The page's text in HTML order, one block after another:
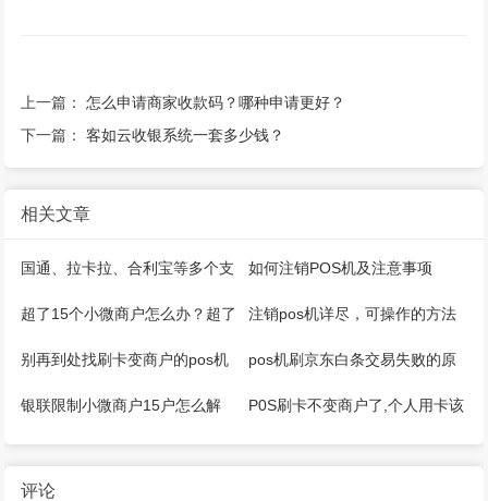
上一篇：怎么申请商家收款码？哪种申请更好？
下一篇：客如云收银系统一套多少钱？
相关文章
国通、拉卡拉、合利宝等多个支
付公司推出微智能pos机
如何注销POS机及注意事项
超了15个小微商户怎么办？超了
5家收单机构怎么办？
注销pos机详尽，可操作的方法
来了
别再到处找刷卡变商户的pos机
器了
pos机刷京东白条交易失败的原
因是什么
银联限制小微商户15户怎么解
P0S刷卡不变商户了,个人用卡该
评论